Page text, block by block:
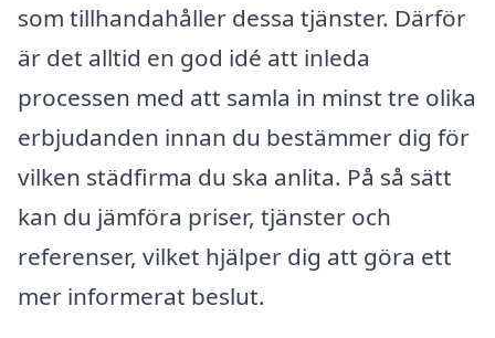
som tillhandahåller dessa tjänster. Därför
är det alltid en god idé att inleda
processen med att samla in minst tre olika
erbjudanden innan du bestämmer dig för
vilken städfirma du ska anlita. På så sätt
kan du jämföra priser, tjänster och
referenser, vilket hjälper dig att göra ett
mer informerat beslut.